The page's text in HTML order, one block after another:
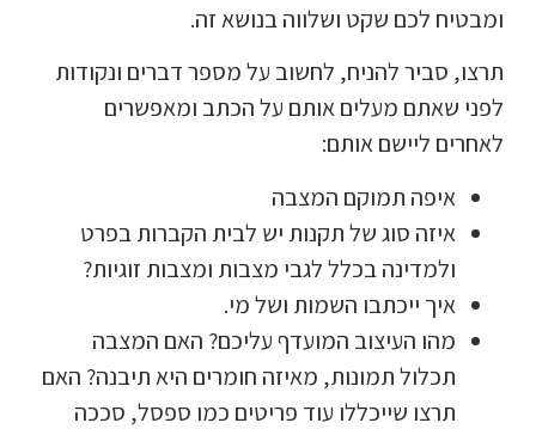
ומבטיח לכם שקט ושלווה בנושא זה.
תרצו, סביר להניח, לחשוב על מספר דברים ונקודות
לפני שאתם מעלים אותם על הכתב ומאפשרים
לאחרים ליישם אותם:
איפה תמוקם המצבה
איזה סוג של תקנות יש לבית הקברות בפרט
ולמדינה בכלל לגבי מצבות ומצבות זוגיות?
איך ייכתבו השמות ושל מי.
מהו העיצוב המועדף עליכם? האם המצבה
תכלול תמונות, מאיזה חומרים היא תיבנה? האם
תרצו שייכללו עוד פריטים כמו ספסל, סככה